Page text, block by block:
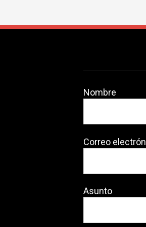
Nombre
Correo
Asunto